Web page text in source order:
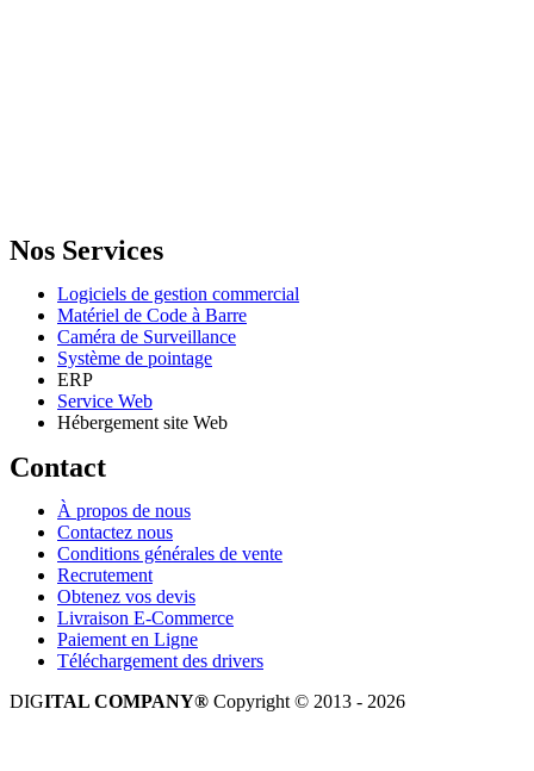
Nos Services
Logiciels de gestion commercial
Matériel de Code à Barre
Caméra de Surveillance
Système de pointage
ERP
Service Web
Hébergement site Web
Contact
À propos de nous
Contactez nous
Conditions générales de vente
Recrutement
Obtenez vos devis
Livraison E-Commerce
Paiement en Ligne
Téléchargement des drivers
DIGITAL COMPANY® Copyright © 2013 - 2026